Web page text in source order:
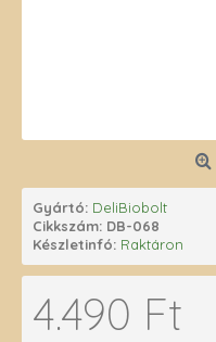
Gyártó: DeliBiobolt
Cikkszám: DB-068
Készletinfó: Raktáron
4.490 Ft